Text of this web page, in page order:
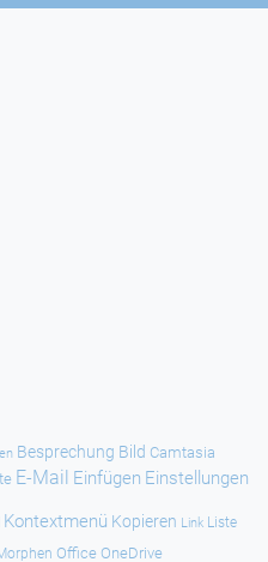
Besprechung Bild Camtasia
E-Mail Einfügen Einstellungen
Kontextmenü Kopieren Link Liste
Office OneDrive